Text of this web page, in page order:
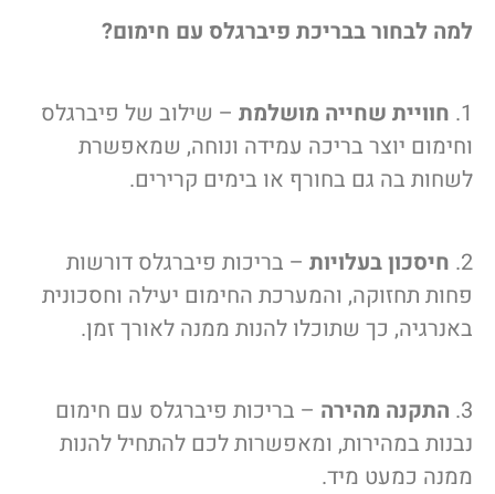
למה לבחור בבריכת פיברגלס עם חימום?
1. חוויית שחייה מושלמת – שילוב של פיברגלס
וחימום יוצר בריכה עמידה ונוחה, שמאפשרת
לשחות בה גם בחורף או בימים קרירים.
2. חיסכון בעלויות – בריכות פיברגלס דורשות
פחות תחזוקה, והמערכת החימום יעילה וחסכונית
באנרגיה, כך שתוכלו להנות ממנה לאורך זמן.
3. התקנה מהירה – בריכות פיברגלס עם חימום
נבנות במהירות, ומאפשרות לכם להתחיל להנות
ממנה כמעט מיד.